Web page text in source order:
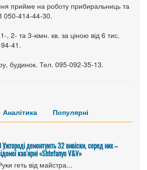
прийме на роботу прибиральниць та
050-414-44-30.
2- та 3-кімн. кв. за ціною від 6 тис.
41.
будинок. Тел. 095-092-35-13.
Аналітика Популярні
Ужгороді демонтують 32 вивіски, серед них –
кав'ярні «Shtefanyo V&V»
геть від майстра...